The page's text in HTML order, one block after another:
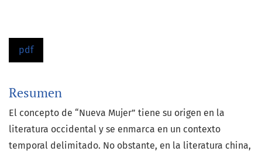
pdf
Resumen
El concepto de “Nueva Mujer” tiene su origen en la
literatura occidental y se enmarca en un contexto
temporal delimitado. No obstante, en la literatura china,